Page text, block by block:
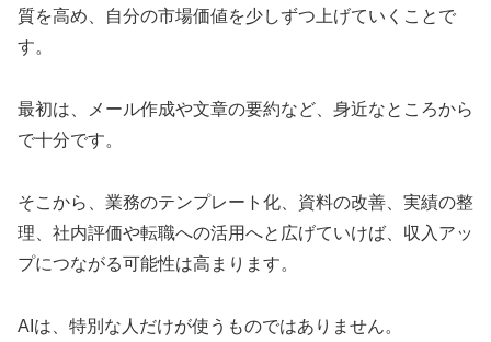
質を高め、自分の市場価値を少しずつ上げていくことで
す。
最初は、メール作成や文章の要約など、身近なところから
で十分です。
そこから、業務のテンプレート化、資料の改善、実績の整
理、社内評価や転職への活用へと広げていけば、収入アッ
プにつながる可能性は高まります。
AIは、特別な人だけが使うものではありません。